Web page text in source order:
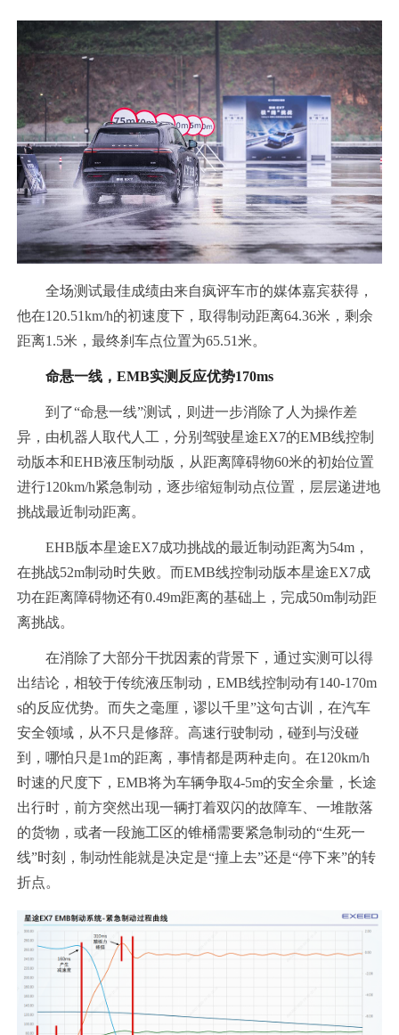
全场测试最佳成绩由来自疯评车市的媒体嘉宾获得，
他在120.51km/h的初速度下，取得制动距离64.36米，剩余
距离1.5米，最终刹车点位置为65.51米。
命悬一线，EMB实测反应优势170ms
到了“命悬一线”测试，则进一步消除了人为操作差
异，由机器人取代人工，分别驾驶星途EX7的EMB线控制
动版本和EHB液压制动版，从距离障碍物60米的初始位置
进行120km/h紧急制动，逐步缩短制动点位置，层层递进地
挑战最近制动距离。
EHB版本星途EX7成功挑战的最近制动距离为54m，
在挑战52m制动时失败。而EMB线控制动版本星途EX7成
功在距离障碍物还有0.49m距离的基础上，完成50m制动距
离挑战。
在消除了大部分干扰因素的背景下，通过实测可以得
出结论，相较于传统液压制动，EMB线控制动有140-170m
s的反应优势。而失之毫厘，谬以千里”这句古训，在汽车
安全领域，从不只是修辞。高速行驶制动，碰到与没碰
到，哪怕只是1m的距离，事情都是两种走向。在120km/h
时速的尺度下，EMB将为车辆争取4-5m的安全余量，长途
出行时，前方突然出现一辆打着双闪的故障车、一堆散落
的货物，或者一段施工区的锥桶需要紧急制动的“生死一
线”时刻，制动性能就是决定是“撞上去”还是“停下来”的转
折点。